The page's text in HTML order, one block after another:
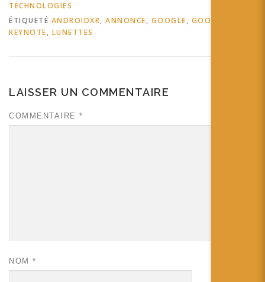
TECHNOLOGIES
ÉTIQUETÉ ANDROIDXR, ANNONCE, GOOGLE, GOOGLEIO
KEYNOTE, LUNETTES
LAISSER UN COMMENTAIRE
COMMENTAIRE *
NOM *